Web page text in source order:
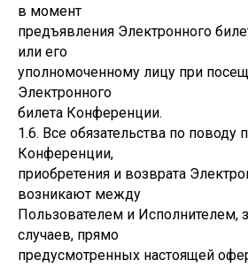
в момент
предъявления Электронного
или его
уполномоченному лицу при
Электронного
билета Конференции.
1.6. Все обязательства по поводу
Конференции,
приобретения и возврата
возникают между
Пользователем и Исполнителем,
случаев, прямо
предусмотренных настоящей